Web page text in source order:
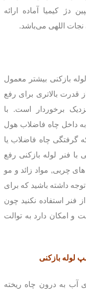
دژ کیمیا آماده ارائه
نجات اللهی می‌باشد.
بازکنی بیشتر معمول
بالاتری برای رفع
برخوردار است. با
به داخل چاه فاضلاب هول
گرفتگی چاه فاضلاب یا
با فنر لوله بازکنی رفع
های چربی, مواد زائد و مو
داشته باشید که برای
فنر استفاده نکنید چون
و امکان دارد به توالت
لوله بازکنی
آب به درون چاه ریخته